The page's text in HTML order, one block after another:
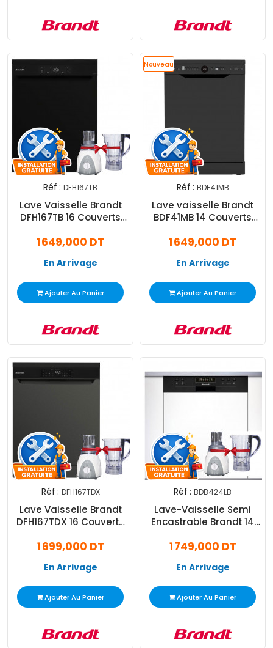
Réf : DFH167TB
Lave Vaisselle Brandt
DFH167TB 16 Couverts
1 649,000 DT
En Arrivage
Ajouter Au Panier
Nouveau
Réf : BDF41MB
Lave vaisselle Brandt
BDF41MB 14 Couverts
1 649,000 DT
En Arrivage
Ajouter Au Panier
Réf : DFH167TDX
Lave Vaisselle Brandt
DFH167TDX 16 Couverts
1 699,000 DT
En Arrivage
Ajouter Au Panier
Réf : BDB424LB
Lave-Vaisselle Semi
Encastrable Brandt 14
(BDB424LB)
1 749,000 DT
En Arrivage
Ajouter Au Panier